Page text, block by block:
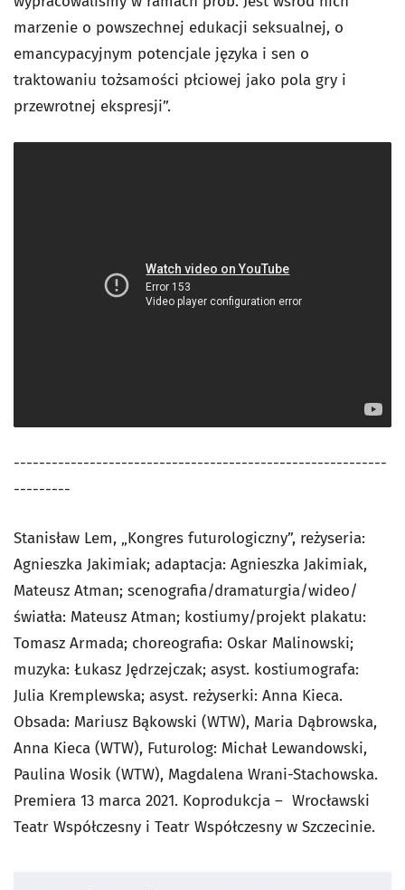
marzenie o powszechnej edukacji seksualnej, o
emancypacyjnym potencjale języka i sen o
traktowaniu tożsamości płciowej jako pola gry i
przewrotnej ekspresji”.
-----------------------------------------------------------
---------
Stanisław Lem, „Kongres futurologiczny”, reżyseria:
Agnieszka Jakimiak; adaptacja: Agnieszka Jakimiak,
Mateusz Atman; scenografia/dramaturgia/wideo/
światła: Mateusz Atman; kostiumy/projekt plakatu:
Tomasz Armada; choreografia: Oskar Malinowski;
muzyka: Łukasz Jędrzejczak; asyst. kostiumografa:
Julia Kremplewska; asyst. reżyserki: Anna Kieca.
Obsada: Mariusz Bąkowski (WTW), Maria Dąbrowska,
Anna Kieca (WTW), Futurolog: Michał Lewandowski,
Paulina Wosik (WTW), Magdalena Wrani-Stachowska.
Premiera 13 marca 2021. Koprodukcja – Wrocławski
Teatr Współczesny i Teatr Współczesny w Szczecinie.